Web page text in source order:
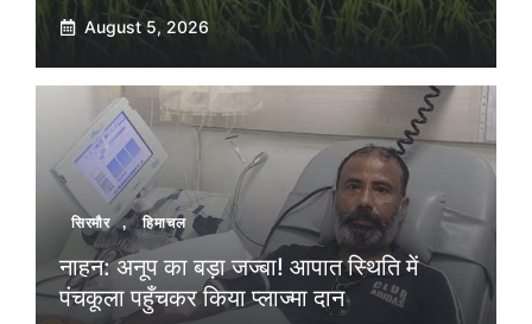
August 5, 2026
सिरमौर , हिमाचल
नाहन: अनूप का बड़ा जज्बा! आपात स्थिति में
पंचकूला पहुँचकर किया प्लाज्मा दान